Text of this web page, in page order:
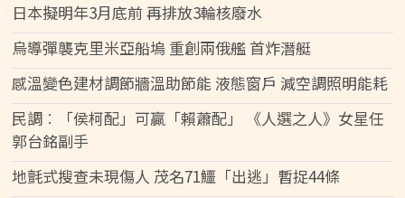
日本擬明年3月底前 再排放3輪核廢水
烏導彈襲克里米亞船塢 重創兩俄艦 首炸潛艇
感溫變色建材調節牆溫助節能 液態窗戶 減空調照明能耗
民調︰「侯柯配」可贏「賴蕭配」 《人選之人》女星任
郭台銘副手
地氈式搜查未現傷人 茂名71鱷「出逃」暫捉44條